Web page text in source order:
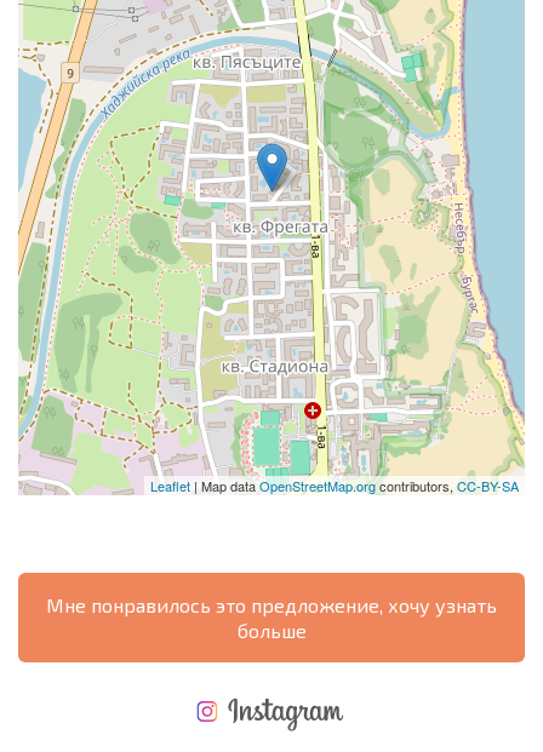
Leaflet | Map dataOpenStreetMap.orgcontributors, CC-BY-SA
Мне понравилось это предложение, хочу узнать
больше